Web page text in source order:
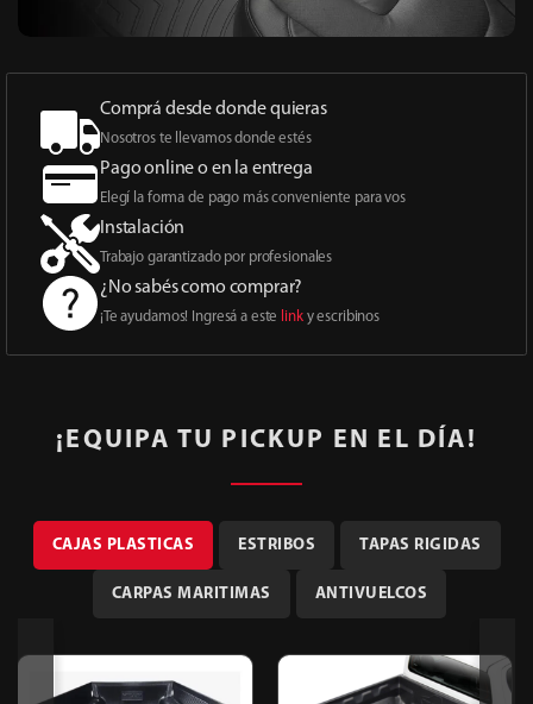
Comprá desde donde quieras
Nosotros te llevamos donde estés
Pago online o en la entrega
Elegí la forma de pago más conveniente para vos
Instalación
Trabajo garantizado por profesionales
¿No sabés como comprar?
¡Te ayudamos! Ingresá a este linky escribinos
¡EQUIPA TU PICKUP EN EL DÍA!
CAJAS PLASTICAS ESTRIBOS TAPAS RIGIDAS
CARPAS MARITIMAS ANTIVUELCOS